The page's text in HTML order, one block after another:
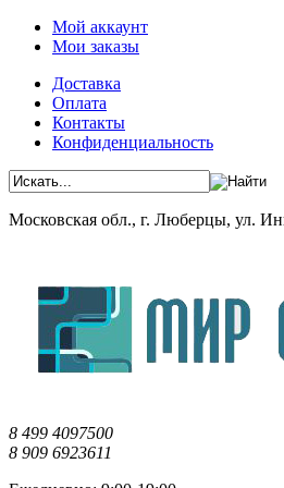
Мой аккаунт
Мои заказы
Доставка
Оплата
Контакты
Конфиденциальность
Московская обл., г. Люберцы, ул.
8 499 4097500
8 909 6923611